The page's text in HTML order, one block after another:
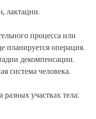
лактации.
процесса или
планируется операция.
декомпенсации.
система человека.